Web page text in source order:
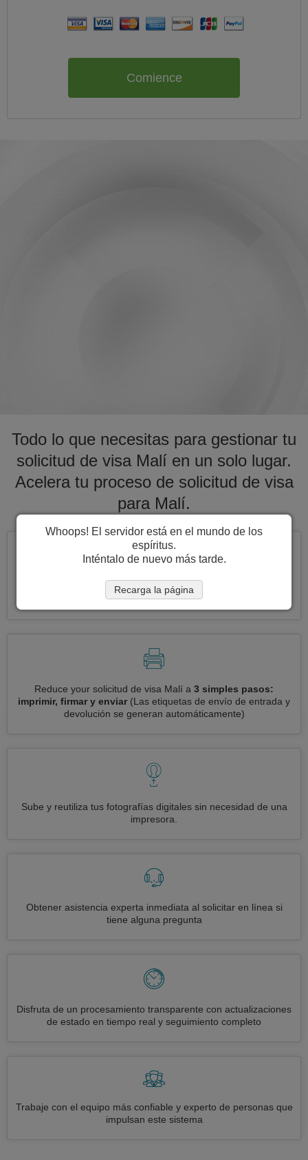
Comience
Todo lo que necesitas para gestionar tu
solicitud de visa Malí en un solo lugar.
Acelera tu proceso de solicitud de visa
para Malí.
Solicite varias visas a la vezautomáticamente, sin necesidad
de ingresar información repetitiva
Reduce your solicitud de visa Malí a 3 simples pasos:
imprimir, firmar y enviar (Las etiquetas de envío de entrada y
devolución se generan automáticamente)
Sube y reutiliza tus fotografías digitales sin necesidad de una
impresora.
Obtener asistencia experta inmediata al solicitar en línea si
tiene alguna pregunta
Disfruta de un procesamiento transparente con actualizaciones
de estado en tiempo real y seguimiento completo
Trabaje con el equipo más confiable y experto de personas que
impulsan este sistema
Whoops! El servidor está en el mundo de los
espíritus.
Inténtalo de nuevo más tarde.
Recarga la página